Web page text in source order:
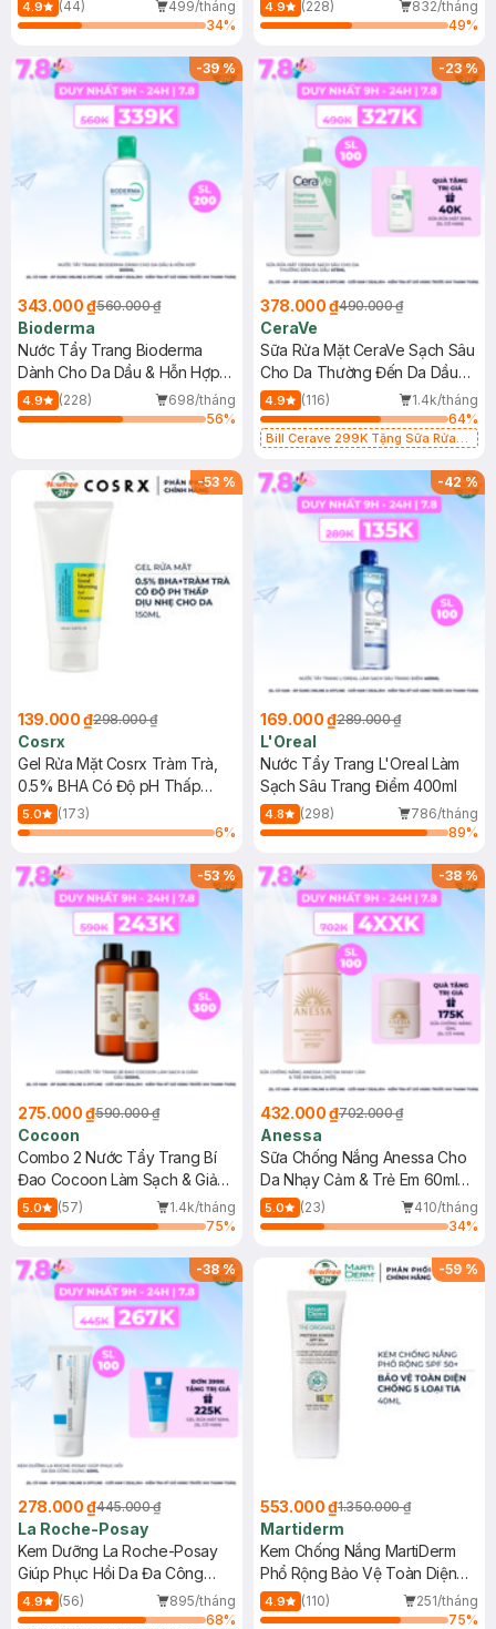
4.9 (44)
499/tháng
34%
4.9 (228)
832/tháng
49%
-39%
343.000 ₫560.000 ₫
Bioderma
Nước Tẩy Trang Bioderma
Dành Cho Da Dầu & Hỗn Hợp
500ml
4.9 (228)
698/tháng
56%
-23%
378.000 ₫490.000 ₫
CeraVe
Sữa Rửa Mặt CeraVe Sạch Sâu
Cho Da Thường Đến Da Dầu
473ml
4.9 (116)
1.4k/tháng
64%
Bill Cerave 299K Tặng Sữa Rửa
-53 %
139.000 ₫298.000 ₫
Cosrx
Gel Rửa Mặt Cosrx Tràm Trà,
0.5% BHA Có Độ pH Thấp
150ml
5.0
(173)
6%
-42%
169.000 ₫289.000 ₫
L'Oreal
Nước Tẩy Trang L'Oreal Làm
Sạch Sâu Trang Điểm 400ml
4.8 (298)
786/tháng
89%
-53%
275.000 ₫590.000 ₫
Cocoon
Combo 2 Nước Tẩy Trang Bí
Đao Cocoon Làm Sạch & Giảm
Dầu 500ml
5.0 (57)
1.4k/tháng
75%
-38%
432.000 ₫702.000 ₫
Anessa
Sữa Chống Nắng Anessa Cho
Da Nhạy Cảm & Trẻ Em 60ml
(Mới)
5.0 (23)
410/tháng
34%
-38%
278.000 ₫445.000 ₫
La Roche-Posay
Kem Dưỡng La Roche-Posay
Giúp Phục Hồi Da Đa Công
Dụng 40ml
4.9 (56)
895/tháng
68%
-59 %
553.000 ₫1.350.000 ₫
Martiderm
Kem Chống Nắng MartiDerm
Phổ Rộng Bảo Vệ Toàn Diện
40ml
4.9 (110)
251/tháng
75%